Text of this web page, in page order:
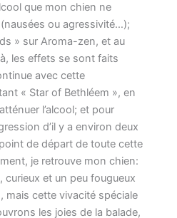
que mon chien ne
ou agressivité…);
» sur Aroma-zen, et au
les effets se sont faits
avec cette
« Star of Bethléem », en
l’alcool; et pour
d’il y a environ deux
de départ de toute cette
je retrouve mon chien:
curieux et un peu fougueux
mais cette vivacité spéciale
les joies de la balade,